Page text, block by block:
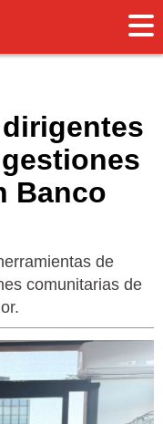
Banco
de
comunitarias de